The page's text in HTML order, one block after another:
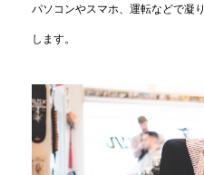
パソコンやスマホ、運転などで凝
します。